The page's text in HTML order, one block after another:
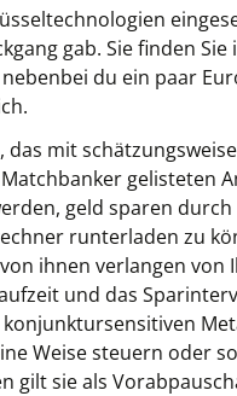
gab. Sie finden
du ein paar
mit
gelisteten
geld sparen
runterladen zu
ihnen verlangen
und das
Weise steuern oder
gilt sie als